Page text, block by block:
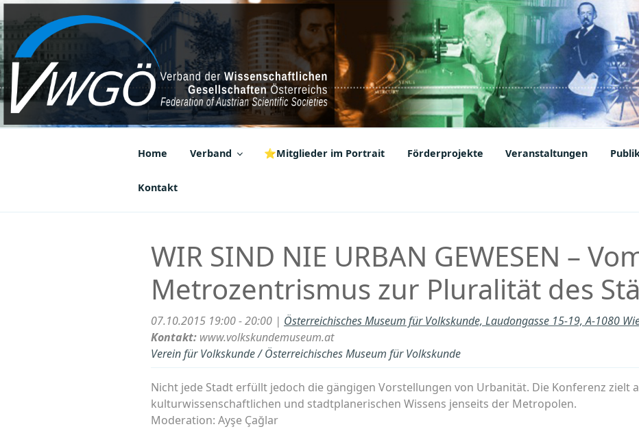
Zum
Inhalt
springen
VWGÖ
Federation of Austrian Scientific Societies
Home Verband ⭐Mitglieder im Portrait Förderprojekte Veranstaltungen
Kontakt
WIR SIND NIE URBAN GEWESEN –
Metrozentrismus zur Pluralität des
07.10.2015 19:00 - 20:00 | Österreichisches Museum für Volkskunde, Laudongasse 15-19, A-1080
Kontakt: www.volkskundemuseum.at
Verein für Volkskunde / Österreichisches Museum für Volkskunde
Nicht jede Stadt erfüllt jedoch die gängigen Vorstellungen von Urbanität. Die Konferenz zielt
kulturwissenschaftlichen und stadtplanerischen Wissens jenseits der Metropolen.
Moderation: Ayşe Çağlar